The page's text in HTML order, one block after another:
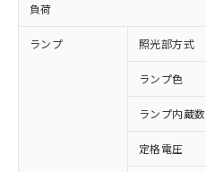
負荷
ランプ 照光部方式
ランプ色
ランプ内蔵数
定格電圧